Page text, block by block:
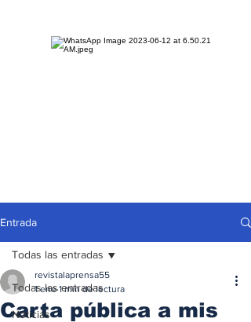
Entrada
Todas las entradas
Noticias
Todas las entradas
Carta pública a mis
revistalaprensa55
1 ene 1 min de lectura